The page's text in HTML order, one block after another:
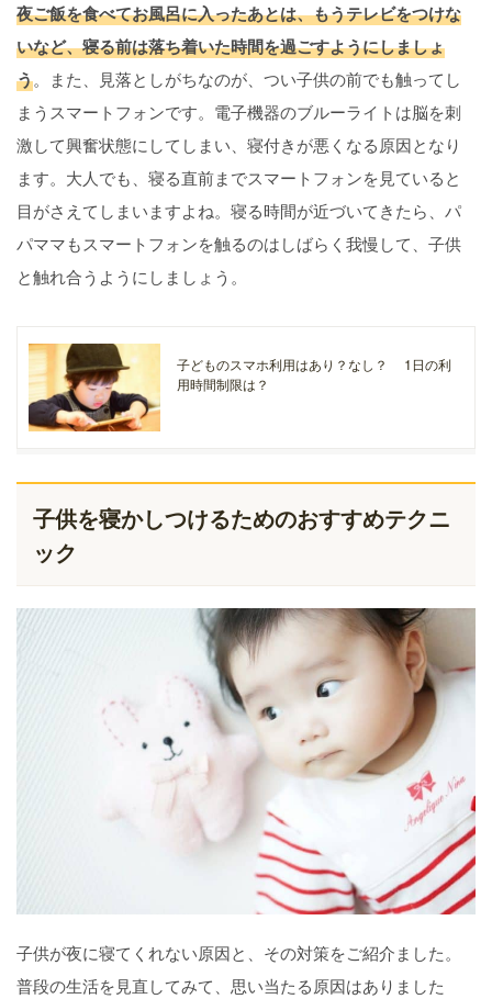
夜ご飯を食べてお風呂に入ったあとは、もうテレビをつけな
いなど、寝る前は落ち着いた時間を過ごすようにしましょ
う。また、見落としがちなのが、つい子供の前でも触ってし
まうスマートフォンです。電子機器のブルーライトは脳を刺
激して興奮状態にしてしまい、寝付きが悪くなる原因となり
ます。大人でも、寝る直前までスマートフォンを見ていると
目がさえてしまいますよね。寝る時間が近づいてきたら、パ
パママもスマートフォンを触るのはしばらく我慢して、子供
と触れ合うようにしましょう。
子どものスマホ利用はあり？なし？ 1日の利
用時間制限は？
子供を寝かしつけるためのおすすめテクニ
ック
子供が夜に寝てくれない原因と、その対策をご紹介ました。
普段の生活を見直してみて、思い当たる原因はありました